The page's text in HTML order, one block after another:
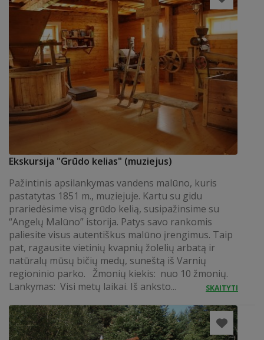
Ekskursija "Grūdo kelias" (muziejus)
Pažintinis apsilankymas vandens malūno, kuris
pastatytas 1851 m., muziejuje. Kartu su gidu
prariedėsime visą grūdo kelią, susipažinsime su
“Angelų Malūno” istorija. Patys savo rankomis
paliesite visus autentiškus malūno įrengimus. Taip
pat, ragausite vietinių kvapnių žolelių arbatą ir
natūralų mūsų bičių medų, suneštą iš Varnių
regioninio parko. Žmonių kiekis: nuo 10 žmonių.
Lankymas: Visi metų laikai. Iš anksto...
SKAITYTI